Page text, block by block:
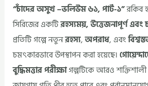
“চাঁদের অসুখ –ভলিউম ৬১, পার্ট-১”রকিব
সিরিজের একটিরহস্যময়, উত্তেজনাপূর্ণ
প্রতিটি গল্পে নতুনরহস্য,অপরাধ, এবং
চমৎকারভাবে উপস্থাপন করা হয়েছে।
বুদ্ধিমত্তার পরীক্ষাগল্পটিকে আরও শক্তিশালী